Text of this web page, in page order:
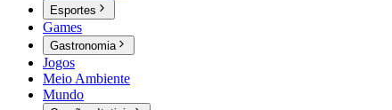
Esportes
Games
Gastronomia
Jogos
Meio Ambiente
Mundo